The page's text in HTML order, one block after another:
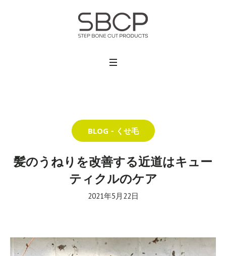
BLOG くせ毛
髪のうねりを改善する近道はキュー
ティクルのケア
2021年5月22日